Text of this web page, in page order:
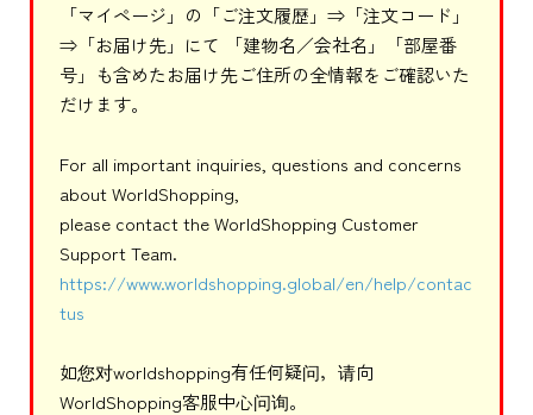
「マイページ」の「ご注文履歴」⇒「注文コード」
⇒「お届け先」にて 「建物名／会社名」「部屋番
号」も含めたお届け先ご住所の全情報をご確認いた
だけます。
For all important inquiries, questions and concerns
about WorldShopping,
please contact the WorldShopping Customer
Support Team.
https://www.worldshopping.global/en/help/contac
tus
如您对worldshopping有任何疑问，请向
WorldShopping客服中心问询。